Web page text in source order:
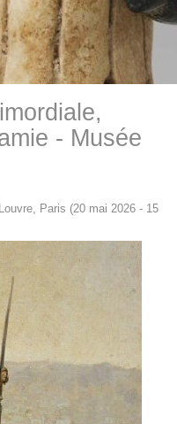
- Musée
Paris (20 mai 2026 - 15